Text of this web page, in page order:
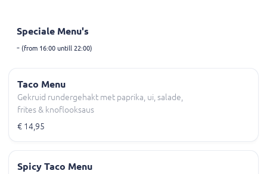
Speciale Menu's
- (from 16:00 untill 22:00)
Taco Menu
Gekruid rundergehakt met paprika, ui, salade,
frites & knoflooksaus
€ 14,95
Spicy Taco Menu